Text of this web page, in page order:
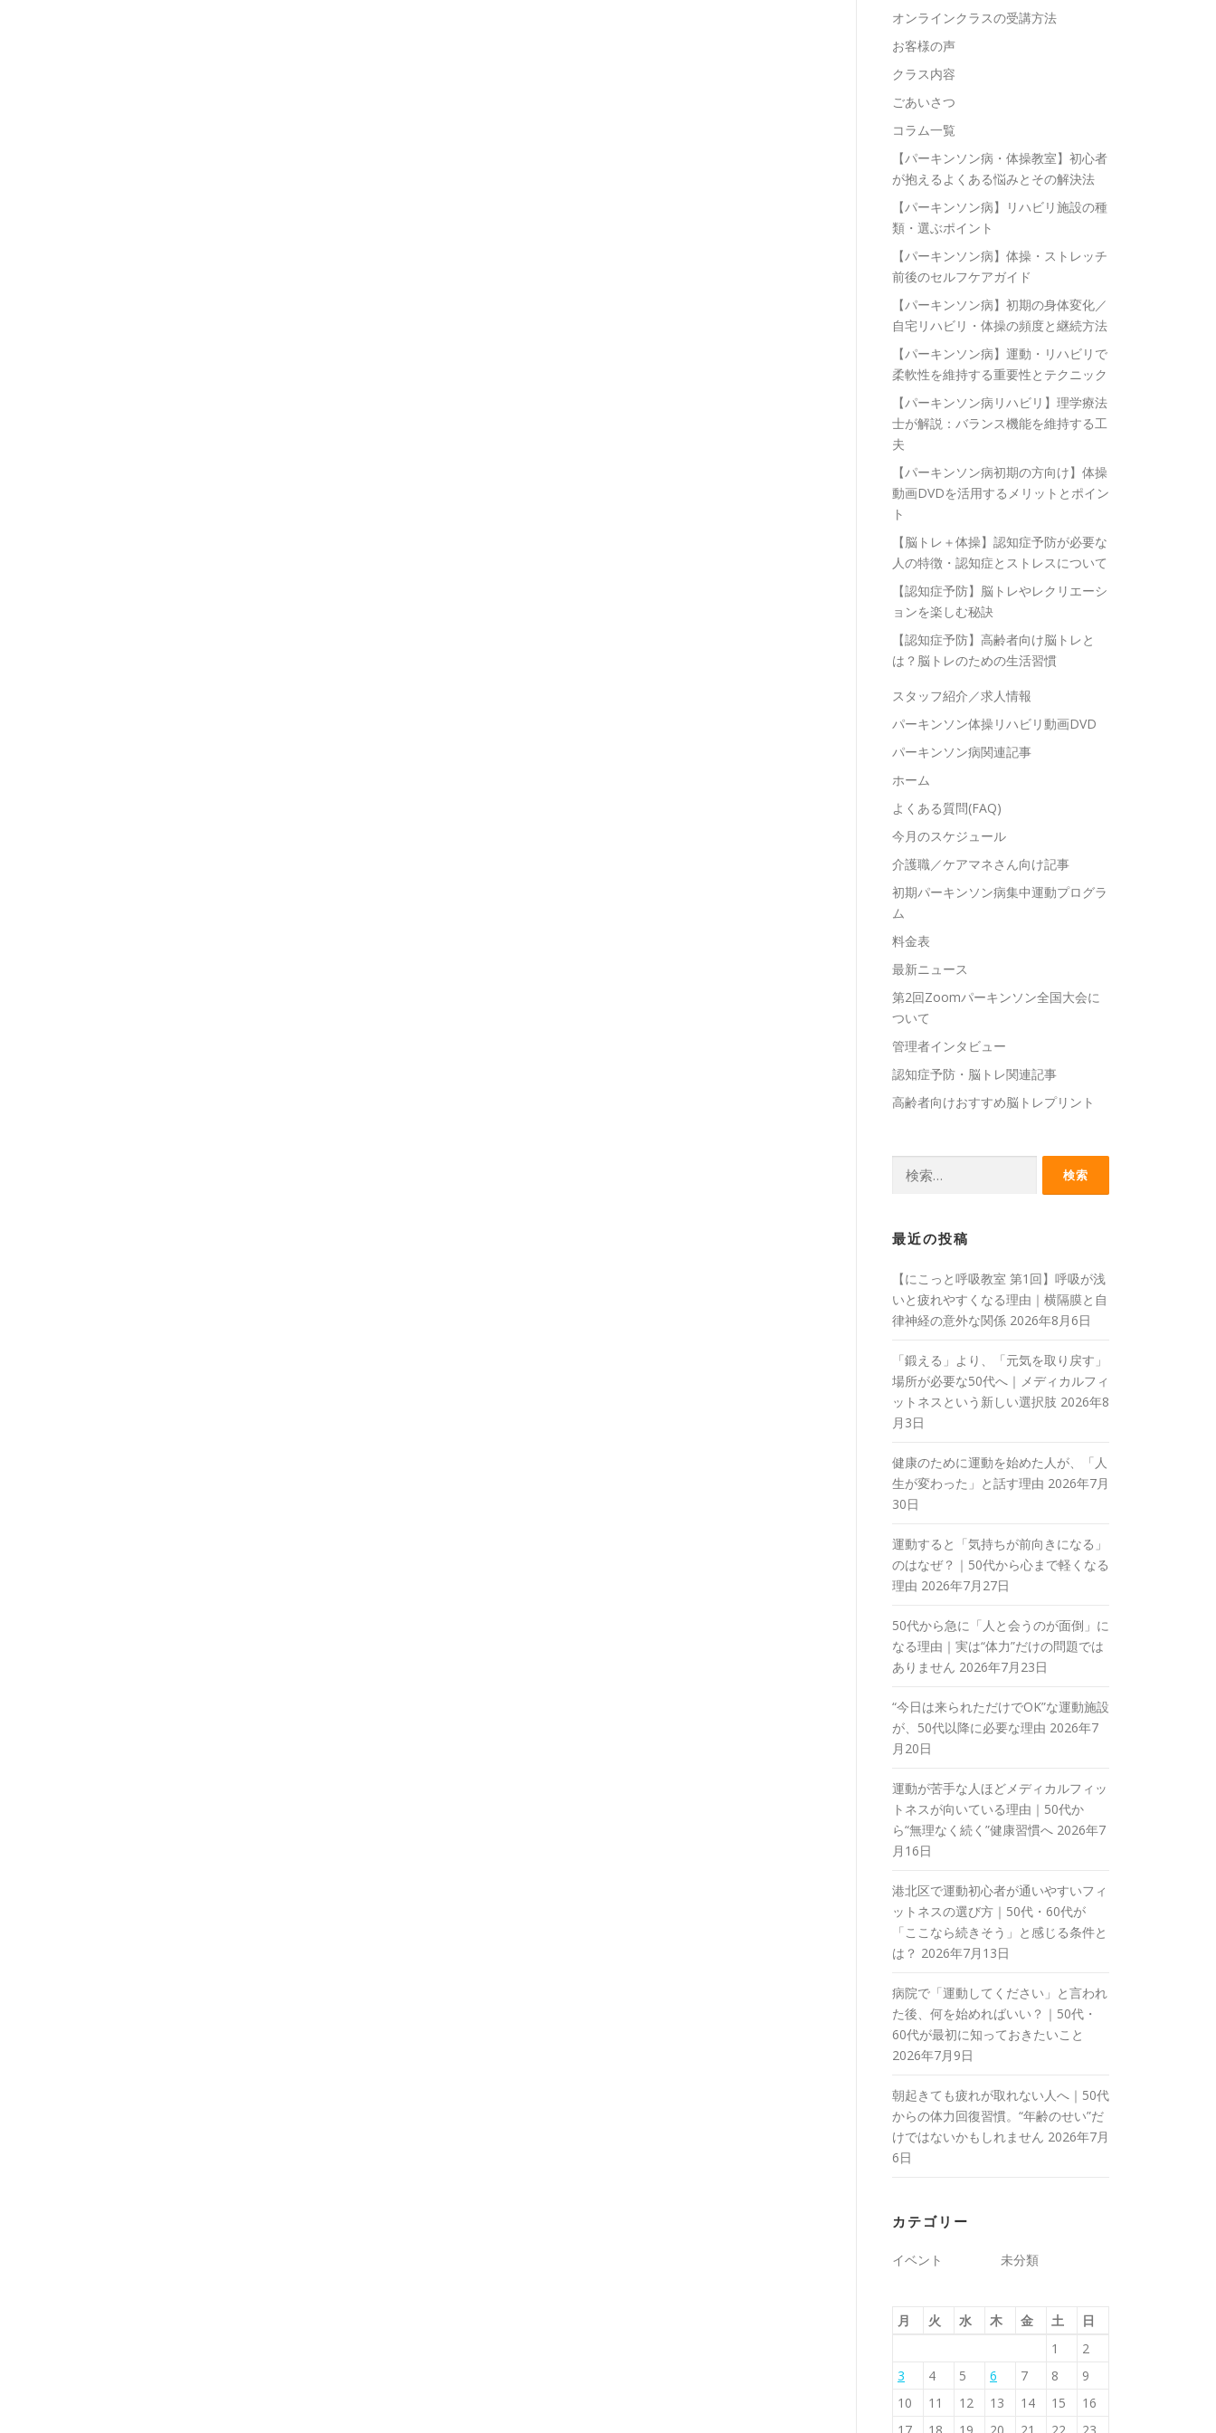
オンラインクラスの受講方法
お客様の声
クラス内容
ごあいさつ
コラム一覧
【パーキンソン病・体操教室】初心者
が抱えるよくある悩みとその解決法
【パーキンソン病】リハビリ施設の種
類・選ぶポイント
【パーキンソン病】体操・ストレッチ
前後のセルフケアガイド
【パーキンソン病】初期の身体変化／
自宅リハビリ・体操の頻度と継続方法
【パーキンソン病】運動・リハビリで
柔軟性を維持する重要性とテクニック
【パーキンソン病リハビリ】理学療法
士が解説：バランス機能を維持する工
夫
【パーキンソン病初期の方向け】体操
動画DVDを活用するメリットとポイン
ト
【脳トレ＋体操】認知症予防が必要な
人の特徴・認知症とストレスについて
【認知症予防】脳トレやレクリエーシ
ョンを楽しむ秘訣
【認知症予防】高齢者向け脳トレと
は？脳トレのための生活習慣
スタッフ紹介／求人情報
パーキンソン体操リハビリ動画DVD
パーキンソン病関連記事
ホーム
よくある質問(FAQ)
今月のスケジュール
介護職／ケアマネさん向け記事
初期パーキンソン病集中運動プログラ
ム
料金表
最新ニュース
第2回Zoomパーキンソン全国大会に
ついて
管理者インタビュー
認知症予防・脳トレ関連記事
高齢者向けおすすめ脳トレプリント
最近の投稿
【にこっと呼吸教室 第1回】呼吸が浅
いと疲れやすくなる理由｜横隔膜と自
律神経の意外な関係 2026年8月6日
「鍛える」より、「元気を取り戻す」
場所が必要な50代へ｜メディカルフィ
ットネスという新しい選択肢 2026年8
月3日
健康のために運動を始めた人が、「人
生が変わった」と話す理由 2026年7月
30日
運動すると「気持ちが前向きになる」
のはなぜ？｜50代から心まで軽くなる
理由 2026年7月27日
50代から急に「人と会うのが面倒」に
なる理由｜実は“体力”だけの問題では
ありません 2026年7月23日
“今日は来られただけでOK”な運動施設
が、50代以降に必要な理由 2026年7
月20日
運動が苦手な人ほどメディカルフィッ
トネスが向いている理由｜50代か
ら“無理なく続く”健康習慣へ 2026年7
月16日
港北区で運動初心者が通いやすいフィ
ットネスの選び方｜50代・60代が
「ここなら続きそう」と感じる条件と
は？ 2026年7月13日
病院で「運動してください」と言われ
た後、何を始めればいい？｜50代・
60代が最初に知っておきたいこと
2026年7月9日
朝起きても疲れが取れない人へ｜50代
からの体力回復習慣。“年齢のせい”だ
けではないかもしれません 2026年7月
6日
カテゴリー
イベント 未分類
月 火 水 木 金 土
日
1
2
3
4 5 6 7 8
9
10
11 12 13 14 15
16